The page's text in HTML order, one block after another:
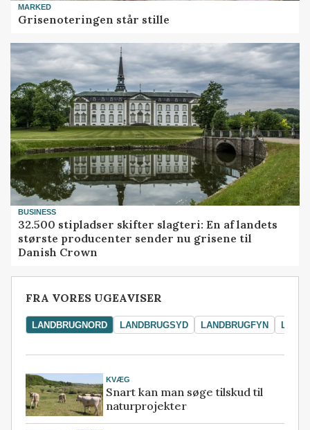
MARKED
Grisenoteringen står stille
BUSINESS
32.500 stipladser skifter slagteri: En af landets
største producenter sender nu grisene til
Danish Crown
FRA VORES UGEAVISER
LANDBRUGNORD LANDBRUGSYD LANDBRUGFYN
KVÆG
Snart kan man søge tilskud til
naturprojekter